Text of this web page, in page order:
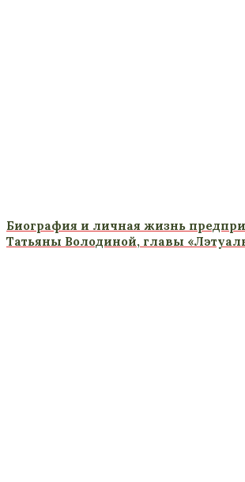
Биография и личная жизнь
Татьяны Володиной, главы